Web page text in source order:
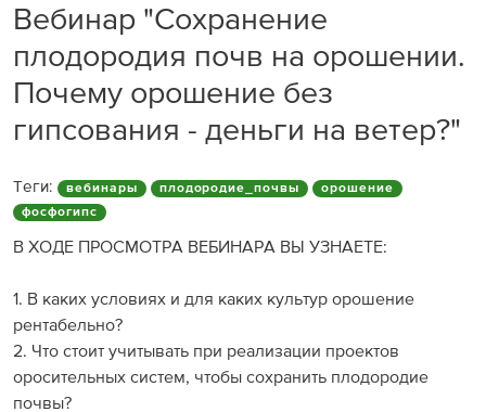
Центр знаний
Вебинар "Сохранение
плодородия почв на орошении.
Почему орошение без
гипсования - деньги на ветер?"
Теги: вебинары плодородие_почвы
орошение
фосфогипс
В ХОДЕ ПРОСМОТРА ВЕБИНАРА ВЫ УЗНАЕТЕ:
1. В каких условиях и для каких культур орошение
рентабельно?
2. Что стоит учитывать при реализации проектов
оросительных систем, чтобы сохранить плодородие
почвы?